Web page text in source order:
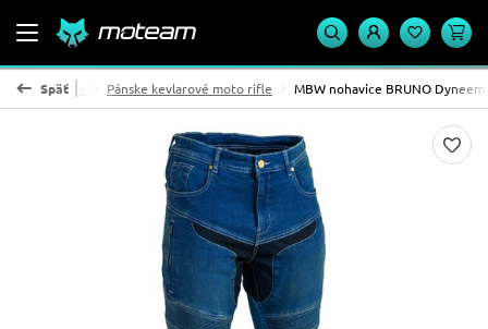
Späť
nohavice Pánske kevlarové moto rifle MBW nohavice BRUNO